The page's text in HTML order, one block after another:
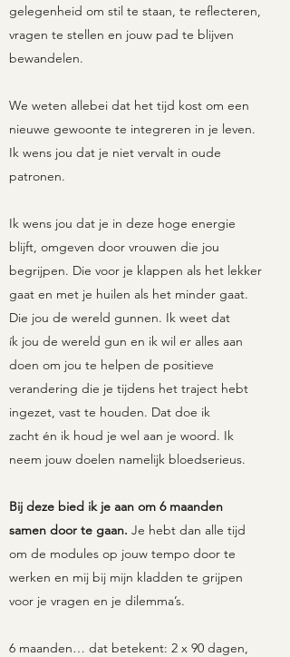
gelegenheid om stil te staan, te reflecteren,
vragen te stellen en jouw pad te blijven
bewandelen.
We weten allebei dat het tijd kost om een
nieuwe gewoonte te integreren in je leven.
Ik wens jou dat je niet vervalt in oude
patronen.
Ik wens jou dat je in deze hoge energie
blijft, omgeven door vrouwen die jou
begrijpen. Die voor je klappen als het lekker
gaat en met je huilen als het minder gaat.
Die jou de wereld gunnen. Ik weet dat
ík jou de wereld gun en ik wil er alles aan
doen om jou te helpen de positieve
verandering die je tijdens het traject hebt
ingezet, vast te houden. Dat doe ik
zacht én ik houd je wel aan je woord. Ik
neem jouw doelen namelijk bloedserieus.
Bij deze bied ik je aan om 6 maanden
samen door te gaan. Je hebt dan alle tijd
om de modules op jouw tempo door te
werken en mij bij mijn kladden te grijpen
voor je vragen en je dilemma’s.
6 maanden… dat betekent: 2 x 90 dagen,